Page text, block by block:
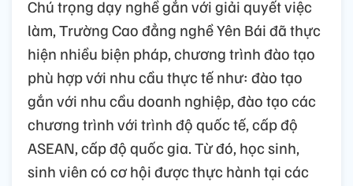
Chú trọng dạy nghề gắn với giải quyết việc
làm, Trường Cao đẳng nghề Yên Bái đã thực
hiện nhiều biện pháp, chương trình đào tạo
phù hợp với nhu cầu thực tế như: đào tạo
gắn với nhu cầu doanh nghiệp, đào tạo các
chương trình với trình độ quốc tế, cấp độ
ASEAN, cấp độ quốc gia. Từ đó, học sinh,
sinh viên có cơ hội được thực hành tại các